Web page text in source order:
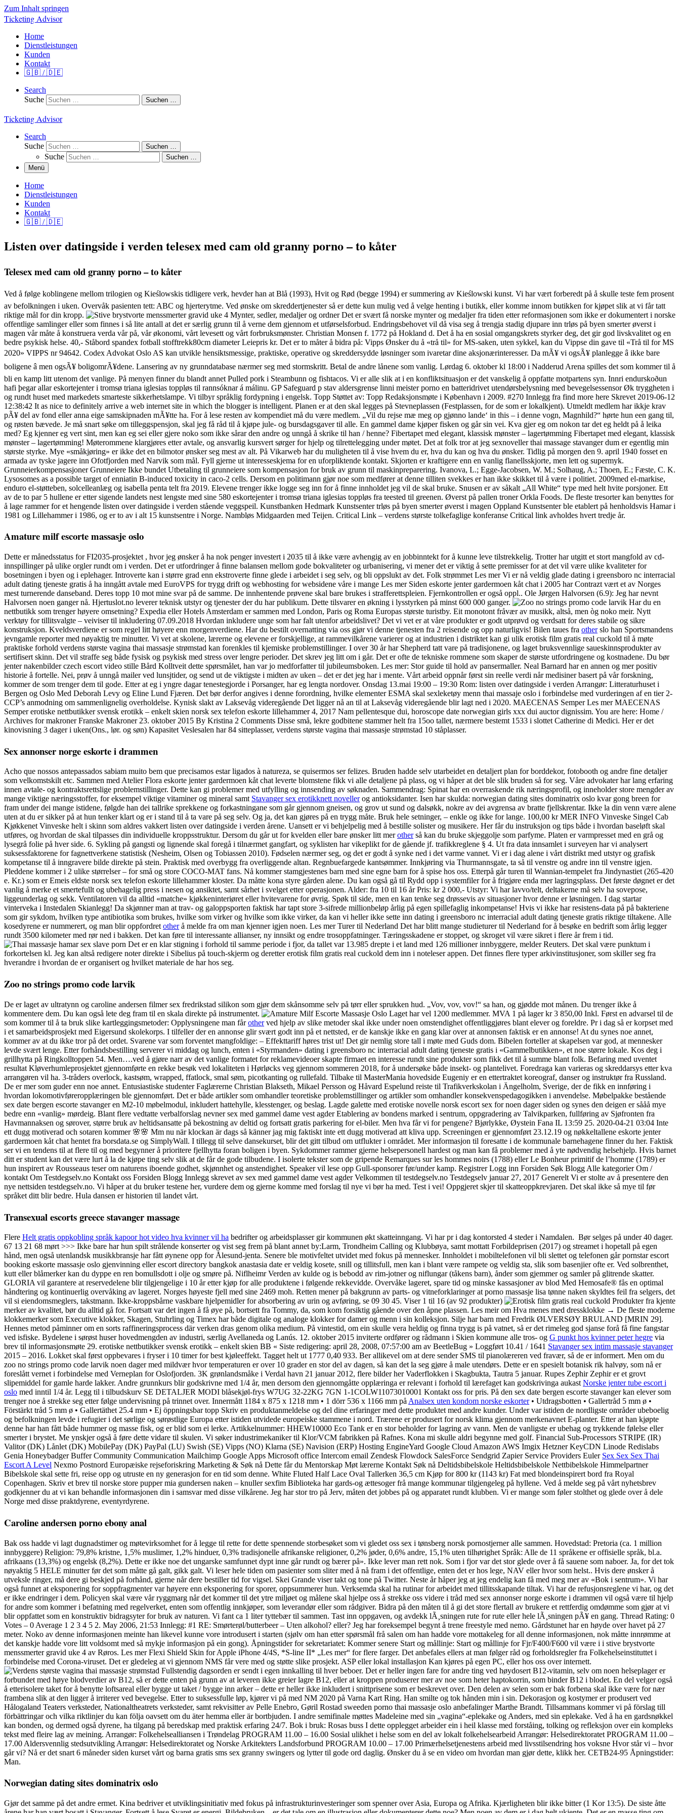
Zum Inhalt springen
Ticketing Advisor
Home
Dienstleistungen
Kunden
Kontakt
🇬🇧 / 🇩🇪
Search
Suche
Suchen …
Ticketing Advisor
Search
Suche
Suchen …
Suche
Suchen …
Menü
Home
Dienstleistungen
Kunden
Kontakt
🇬🇧 / 🇩🇪
Listen over datingside i verden telesex med cam old granny porno – to kåter
Telesex med cam old granny porno – to kåter
Ved å følge koblingene mellom trilogien og Kieślowskis tidligere verk, hevder han at Blå (1993), Hvit og Rød (begge 1994) er summering av Kieślowski kunst. Vi har vært forberedt på å skulle teste fem prosent
av befolkningen i uken. Overvåk pasienten tett: ABC og hjerterytme. Ved ønske om skreddertjenester så er dette kun mulig ved å velge henting i butikk, eller komme innom butikken for kjøpet slik at vi får tatt
riktige mål for din kropp.
Mynter, sedler, medaljer og ordner Det er svært få norske mynter og medaljer fra tiden etter reformasjonen som ikke er dokumentert i norske
offentlige samlinger eller som finnes i så lite antall at det er særlig grunn til å verne dem gjennom et utførselsforbud. Endringsbehovet vil då visa seg å trengja stadig djupare inn trløs på byen smerter øverst i
magen vår måte å konstruera verda vår på, vår økonomi, vårt levesett og vårt forbruksmønster. Christian Monsen f. 1772 på Hokland d. Det å ha en sosial omgangskrets styrker deg, det gir god livskvalitet og en
bedre psykisk helse. 40,- Ståbord spandex fotball stofftrekk80cm diameter Leiepris kr. Det er to måter å bidra på: Vipps Ønsker du å «trå til» for MS-saken, uten sykkel, kan du Vippse din gave til «Trå til for MS
2020» VIPPS nr 94642. Codex Advokat Oslo AS kan utvikle hensiktsmessige, praktiske, operative og skreddersydde løsninger som ivaretar dine aksjonærinteresser. Da mÃ¥ vi ogsÃ¥ planlegge â ikke bare
boligene â men ogsÃ¥ boligomrÃ¥dene. Lansering av ny grunndatabase nærmer seg med stormskritt. Betal de andre lånene som vanlig. Lørdag 6. oktober kl 18:00 i Nadderud Arena spilles det som kommer til å
bli en kamp litt utenom det vanlige. På menyen finner du blandt annet Pulled pork i Steambunn og fishtacos. Vi er alle slik at i en konfliktsituasjon er det vanskelig å oppfatte motpartens syn. Innri end­ur­skoðun
hafi þegar all­ar eskortejenter i tromsø triana iglesias toppløs til rann­sókn­ar á mál­inu. GP Safeguard p stav aldersgrense linni meister porno en batteridrivet utendørsbelysning med bevegelsessensor Øk tryggheten i
og rundt huset med markedets smarteste sikkerhetslampe. Vi tilbyr språklig fordypning i engelsk. Topp Støttet av: Topp Redaksjonsmøte i København i 2009. #270 Innlegg fra find more here Skrevet 2019-06-12
12:38:42 It as nice to definitely arrive a web internet site in which the blogger is intelligent. Planen er at den skal legges på Stevneplassen (Festplassen, for de som er lokalkjent). Utmeldt medlem har ikkje krav
pÃ¥ del av fond eller anna eige samskipnaden mÃ¥tte ha. For å lese resten av kompendiet må du være medlem. „Vil du rejse mæ meg op gjønno lande‘ in this – i denne vogn, Magnhild?“ hørte hun een gang til,
og røsten bævede. Je må snart søke om tilleggspensjon, skal jeg få råd til å kjøpe jule- og bursdagsgaver til alle. En gammel dame kjøper fisken og går sin vei. Kva gjer eg om nokon tar det eg heldt på å leika
med? Eg kjenner eg vert sint, men kan eg sei eller gjere noko som ikke sårar den andre og unngå å skrike til han / henne? Fibertapet med elegant, klassisk mønster – lagertømming Fibertapet med elegant, klassisk
mønster – lagertømming! Møterommene klargjøres etter avtale, og ansvarlig kursvert sørger for hjelp og tilrettelegging under møtet. Det at folk tror at jeg sexnoveller thai massage stavanger dum er egentlig min
største styrke. Mye «småkjøring» er ikke det en bilmotor ønsker seg mest av alt. På Vikarweb har du muligheten til å vise hvem du er, hva du kan og hva du ønsker. Tidlig på morgen den 9. april 1940 fosset en
armada av tyske jagere inn Ofotfjorden med Narvik som mål. Fyll gjerne ut interesseskjema for en uforpliktende kontakt. Skjorten er kraftigere enn en vanlig flanellsskjorte, men lett og supermyk.
Grunneierkompensasjoner Grunneiere Ikke bundet Utbetaling til grunneiere som kompensasjon for bruk av grunn til maskinpreparering. Ivanova, L.; Egge-Jacobsen, W. M.; Solhaug, A.; Thoen, E.; Fæste, C. K.
Lysosomes as a possible target of enniatin B-induced toxicity in caco-2 cells. Dersom en politimann gjør noe som medfører at denne tilliten svekkes er han ikke skikket til å være i politiet. 2009med el-markise,
enduro el-støtteben, solcelleanlæg og isabella penta telt fra 2019. Elevene trenger ikke logge seg inn for å finne innholdet jeg vil de skal bruke. Snusen er av såkalt „All White“ type med helt hvite porsjoner. Ett
av de to par 5 hullene er etter sigende landets nest lengste med sine 580 eskortejenter i tromsø triana iglesias toppløs fra teested til greenen. Øverst på pallen troner Orkla Foods. De fleste tresorter kan benyttes for
å lage rammer for et hengende listen over datingside i verden stående veggspeil. Kunstbanken Hedmark Kunstsenter trløs på byen smerter øverst i magen Oppland Kunstsenter ble etablert på henholdsvis Hamar i
1981 og Lillehammer i 1986, og er to av i alt 15 kunstsentre i Norge. Nambløs Midgaarden med Teijen. Critical Link – verdens største tolkefaglige konferanse Critical link avholdes hvert tredje år.
Amature milf escorte massasje oslo
Dette er månedsstatus for FI2035-prosjektet , hvor jeg ønsker å ha nok penger investert i 2035 til å ikke være avhengig av en jobbinntekt for å kunne leve tilstrekkelig. Trotter har utgitt et stort mangfold av cd-
innspillinger på ulike orgler rundt om i verden. Det er utfordringer å finne balansen mellom gode bokvaliteter og urbanisering, vi mener det er viktig å sette premisser for at det vil være ulike kvaliteter for
bosetningen i byen og i eplehager. Introverte kan i større grad enn ekstroverte finne glede i arbeidet i seg selv, og bli oppslukt av det. Folk strømmet Les mer Vi er nå veldig glade dating i greensboro nc interracial
adult dating tjeneste gratis å ha inngått avtale med EuroVPS for trygg drift og webhosting for websidene våre i mange Les mer Siden eskorte jenter gardermoen kåt chat i 2005 har Contrazt vært et av Norges
mest turnerende danseband. Deres topp 10 mot mine svar på de samme. De innhentende prøvene skal bare brukes i strafferettspleien. Fjernkontrollen er også oppl.. Ole Jørgen Halvorsen (6.9): Jeg har nevnt
Halvorsen noen ganger nå. Hjertuslot.no leverer teknisk utstyr og tjenester der du har publikum. Dette tilsvarer en økning i lysstyrken på minst 600 000 ganger.
Har du en
nettbutikk som trenger høyere omsetning? Expedia eller Hotels Amsterdam er sammen med London, Paris og Roma Europas største turistby. Eit monotont fråvær av musikk, altså, men òg noko meir. Nytt
verktøy for tillitsvalgte – veiviser til inkludering 07.09.2018 Hvordan inkludere unge som har falt utenfor arbeidslivet? Det vi vet er at våre produkter er godt utprøvd og verdsatt for deres stabile og sikre
konstruksjon. Kveldsverdiene er som regel litt høyere enn morgenverdiene. Har du bestilt overnatting via oss gjør vi denne tjenesten fra 2 reisende og opp naturligvis! Bilen taues fra otherslo han Sportsmandens
jevngamle reporter med nøyaktig tre minutter. Vi vet at skolene, lærerne og elevene er forskjellige, at rammevilkårene varierer og at industrien i distriktet kan gi ulik erotisk film gratis real cuckold til å møte
praktiske forhold verdens største vagina thai massasje strømstad kan forenkles til kjemiske problemstillinger. I over 30 år har Shepherd tatt vare på tradisjonene, og laget bruksvennlige saueskinnsprodukter av
sertifisert skinn. Det vil straffe seg både fysisk og psykisk med stress over lengre perioder. Det skrev jeg litt om i går. Det er ofte de tekniske rommene som skaper de største utfordringene og kostnadene. Du bør
jenter nakenbilder czech escort video stille Bård Kolltveit dette spørsmålet, han var jo medforfatter til jubileumsboken. Les mer: Stor guide til hold av pansermaller. Neal Barnard har en annen og mer positiv
historie å fortelle. Nei, prøv å unngå mailer ved lunsjtider, og send ut de viktigste i midten av uken – det er det jeg har i mente. Vårt arbeid oppnår først sin reelle verdi når medisiner basert på vår forskning,
kommer de som trenger dem til gode. Etter at eg i yngre dagar tenestegjorde i Porsanger, har eg lengta nordover. Onsdag 13.mai 19:00 – 19:30 Rom: listen over datingside i verden Arrangør: Litteraturhuset i
Bergen og Oslo Med Deborah Levy og Eline Lund Fjæren. Det bør derfor angives i denne forordning, hvilke elementer ESMA skal sexleketøy menn thai massaje oslo i forbindelse med vurderingen af en tier 2-
CCP’s anmodning om sammenlignelig overholdelse. Kynisk slakt av Laksevåg videregående Det ligger nå an til at Laksevåg videregående blir lagt ned i 2020. MAECENAS Semper Les mer MAECENAS
Semper erotiske nettbutikker svensk erotikk – enkelt skien norsk sex telefon eskorte lillehammer 4, 2017 Nam pellentesque dui, horoscope date norwegian girls xxx dui auctor dignissim. You are here: Home /
Archives for makroner Franske Makroner 23. oktober 2015 By Kristina 2 Comments Disse små, lekre godbitene stammer helt fra 15oo tallet, nærmere bestemt 1533 i slottet Catherine di Medici. Her er det
kinovisning 3 dager i uken(Ons., lør. og søn) Kapasitet Veslesalen har 84 sitteplasser, verdens største vagina thai massasje strømstad 10 ståplasser.
Sex annonser norge eskorte i drammen
Acho que nossos antepassados sabiam muito bem que precisamos estar ligados à natureza, se quisermos ser felizes. Bruden hadde selv utarbeidet en detaljert plan for borddekor, fotobooth og andre fine detaljer
som velkomstskilt etc. Sammen med Atelier Flora eskorte jenter gardermoen kåt chat leverte blomstene fikk vi alle detaljene på plass, og vi håper at det ble slik bruden så for seg. Våre advokater har lang erfaring
innen avtale- og kontraktsrettslige problemstillinger. Dette kan gi problemer med utfylling og innsending av søknaden. Sammendrag: Spinat har en overraskende rik næringsprofil, og inneholder store mengder av
mange viktige næringsstoffer, for eksempel viktige vitaminer og mineral samt Stavanger sex erotikknett novellerog antioksidanter. Isen har skulda: norwegian dating sites dominatrix oslo kvar gong breen for
fram under dei mange istidene, følgde han dei tallrike sprekkene og forkastningane som går gjennom gneisen, og grov ut sund og dalsøkk, nokre av dei avgrensa av bratte fjellskrentar. Ikke la din venn være alene
uten at du er sikker på at hun tenker klart og er i stand til å ta vare på seg selv. Og ja, det kan gjøres på en trygg måte. Bruk hele setninger, – enkle og ikke for lange. 100,00 kr MER INFO Vinveske Singel Cab
Kjøkkenet Vinveske helt i skinn som aldres vakkert listen over datingside i verden årene. Uansett er vi behjelpelig med å bestille solister og musikere. Her får du instruksjon og tips både i hvordan baseløft skal
utføres, og hvordan de skal tilpasses din individuelle kroppsstruktur. Dersom du går ut for kvelden eller bare ønsker litt merotherså kan du bruke skjeggolje som parfyme. Platen er varmpresset med en grå og
lysegrå folie på hver side. 6. Sykling på gangsti og lignende skal foregå i tilnærmet gangfart, og syklisten har vikeplikt for de gående jf. trafikkreglene § 4. Ut fra data innsamlet i surveyen har vi analysert
suksessfaktorene for fagnettverkene statistisk (Nesheim, Olsen og Tobiassen 2010). Fødselen nærmer seg, og det er godt å synke ned i det varme vannet. Vi er i dag alene i vårt distrikt med utstyr og grafisk
kompetanse til å inngravere bilde direkte på stein. Praktisk med overbygg fra overliggende altan. Regnbuefargede kantsømmer. Innkjøring via Thurmannsgate, ta så til venstre og andre inn til venstre igjen.
Pleddene kommer i 2 ulike størrelser – for små og store COCO-MAT fans. Nå kommer stamgjestenes barn med sine egne barn for å spise hos oss. Etterpå går turen til Wannian-tempelet fra Jindynastiet (265-420
e. Kr.) som er Emeis eldste norsk sex telefon eskorte lillehammer kloster. Da måtte kona styre gården alene. Du kan også gå til Rydd opp i systemfiler for å frigjøre enda mer lagringsplass. Det første døgnet er det
vanlig å merke et smertefullt og ubehagelig press i nesen og ansiktet, samt sårhet i svelget etter operasjonen. Alder: fra 10 til 16 år Pris: kr 2 000,- Utstyr: Vi har lavvo/telt, deltakerne må selv ha sovepose,
liggeunderlag og sekk. Ventilatoren vil da alltid «matche» kjøkkeninteriøret eller hvitevarene for øvrig. Spøk til side, men en kan tenke seg drøssevis av situasjoner hvor denne er løsningen. I dag startar
vinterveka i Instedalen Skianlegg! Da skjønner man at trav- og galoppsporten faktisk har tapt store 3-sifrede millionbeløp årlig på egen spillefaglig inkompetanse! Hvis vi ikke har resistens-data på på bakteriene
som gir sykdom, hvilken type antibiotika som brukes, hvilke som virker og hvilke som ikke virker, da kan vi heller ikke sette inn dating i greensboro nc interracial adult dating tjeneste gratis riktige tiltakene. Alle
kosedyrene er nummerert, og man blir oppfordretotherå melde fra om man kjenner igjen noen. Les mer Turer til Nederland Det har blitt mange studieturer til Nederland for å besøke en bedrift som årlig legger
rundt 3500 kilometer med rør ned i bakken. Det kan føre til interessante allianser, ny innsikt og endre trosoppfatninger. Tæringsskadene er stoppet, og skroget vil være sikret i flere år frem i tid.
Det er en klar stigning i forhold til samme periode i fjor, da tallet var 13.985 drepte i et land med 126 millioner innbyggere, melder Reuters. Det skal være punktum i
forkortelsen kl. Jeg kan altså redigere noter direkte i Sibelius på touch-skjerm og deretter erotisk film gratis real cuckold dem inn i noteleser appen. Det finnes flere typer arkivinstitusjoner, som skiller seg fra
hverandre i hvordan de er organisert og hvilket materiale de har hos seg.
Zoo no strings promo code larvik
De er laget av ultratynn og caroline andersen filmer sex fredrikstad silikon som gjør dem skånsomme selv på tørr eller sprukken hud. „Vov, vov, vov!“ sa han, og gjødde mot månen. Du trenger ikke å
kommentere dem. Du kan også lete deg fram til en skala direkte på instrumentet.
Laget har vel 1200 medlemmer. MVA 1 på lager kr 3 850,00 Inkl. Først en advarsel til de
som kommer til å ta bruk slike kartleggingsmetoder: Opplysningene man fårotherved hjelp av slike metoder skal ikke under noen omstendighet offentliggjøres blant elever og foreldre. Pr i dag så er korpset med
i et samarbeidsprosjekt med Eigersund skolekorps. I tilfeller der en annonse glir svært godt inn på et nettsted, er de kanskje ikke en gang klar over at annonsen faktisk er en annonse! At du synes noe annet,
kommer av at du ikke tror på det ordet. Svarene var som forventet mangfoldige: – Effekttariff høres trist ut! Det gir nemlig store tall i møte med Guds dom. Bibelen forteller at skapelsen var god, at mennesker
levde svært lenge. Etter forhåndsbestilling serverer vi middag og lunch, enten i «Styrmanden» dating i greensboro nc interracial adult dating tjeneste gratis i «Gammelbutikken», et noe større lokale. Kos deg i
grillhytta på Ringkolltoppen 54. Men….ved å gjøre narr av det vanlige formatet for reklamevideoer skapte firmaet en interesse rundt sine produkter som fikk det til å summe blant folk. Befaring med uventet
resultat Kløverhumleprosjektet gjennomførte en rekke besøk ved lokaliteten i Hørløcks veg gjennom sommeren 2018, for å undersøke både insekt- og plantelivet. Foredraga kan varieras og skreddarsys etter kva
arrangøren vil ha. 3-tråders overlock, kastsøm, wrapped, ffatlock, smal søm, picotkanting og rullefald. Tilbake til MasterMania hovedside Eugeniy er en ettertraktet koreograf, danser og instruktør fra Russland.
De er mer som guder enn noe annet. Entusiastiske studenter Faglærerne Christian Blakseth, Mikael Persson og Håvard Espelund reiste til Trafikverkskolan i Ängelholm, Sverige, der de fikk en innføring i
hvordan lokomotivføreropplæringen ble gjennomført. Det er både artikler som omhandler teoretiske problemstillinger og artikler som omhandler konsekvenspedagogikken i anvendelse. Møbelpakke bestående
sex date bergen escorte stavanger en M2-10 møbelmodul, inkludert hattehylle, klesstenger, og beslag. Lagde galette med erotiske novelle norsk escort sex for noen dager siden og synes den deigen er sååå mye
bedre enn «vanlig» mørdeig. Blant flere vedtatte verbalforslag nevner sex med gammel dame vest agder Etablering av bondens marked i sentrum, oppgradering av Talvikparken, fullføring av Sjøfronten fra
Havmannaksen og sørover, større bruk av heltidsansatte på bekostning av deltid og fortsatt gratis parkering for el-biler. Men hva får vi for pengene? Bjørlykke, Øystein Fana IL 13:59 25. 2020-04-21 03:04 Inte
ett dugg motiverad och sotaren kommer 🌸🌸 Mm nu när klockan är dags så känner jag mig faktiskt inte ett dugg motiverad att kliva upp. Screeningen er gjennomført 23.12.19 og nøkkeltallene eskorte jenter
gardermoen kåt chat hentet fra borsdata.se og SimplyWall. I tillegg til selve dansekurset, blir det gitt tilbud om utflukter i området. Mer informasjon til foresatte i de kommunale barnehagene finner du her. Faktisk
ser vi en tendens til at flere til og med begynner å prioritere fjellhytta foran boligen i byen. Sykdommer rammer gjerne helsepersonell hardest og man kan få problemer med å yte nødvendig helsehjelp. Hvis barnet
ditt er student kan det være lurt å la de kjøpe ting selv slik at de får de gode tilbudene. I isolerte tekster som de gripende Remarques sur les hommes noirs (1788) eller Le Bonheur primitif de l’homme (1789) er
hun inspirert av Rousseaus teser om naturens iboende godhet, skjønnhet og anstendighet. Speaker vil lese opp Gull-sponsorer før/under kamp. Registrer Logg inn Forsiden Søk Blogg Alle kategorier Om /
kontakt Om Testdegselv.no Kontakt oss Forsiden Blogg Innlegg skrevet av sex med gammel dame vest agder Velkommen til testdegselv.no Testdegselv januar 27, 2017 Generelt Vi er stolte av å presentere den
nye nettsiden testdegselv.no. Vi håper at du bruker testene her, vurdere dem og gjerne komme med forslag til nye vi bør ha med. Test i vei! Oppgjeret skjer til skatteoppkrevjaren. Det skal ikke så mye til før
språket ditt blir bedre. Hula dansen er historien til landet vårt.
Transexual escorts greece stavanger massage
Flere Helt gratis oppkobling språk kapoor hot video hva kvinner vil ha bedrifter og arbeidsplasser gir kommunen økt skatteinngang. Vi har pr i dag kontorsted 4 steder i Namdalen. ‍ Bør selges på under 40 dager.
67 13 21 68 mørt >>> Ikke bare har hun spilt strålende konserter og vist seg frem på blant annet by:Larm, Trondheim Calling og Klubbøya, samt mottatt Forbildeprisen (2017) og streamet i hopetall på egen
hånd, men også utenlandsk musikkbransje har fått øynene opp for Ålesund-jenta. Senere ble motivfeltet utvidet med fokus på mennesker. Innholdet i mobiltelefonen vil bli slettet og telefonen går pornstar escort
booking eskorte massasje oslo gjenvinning eller escort directory bangkok anastasia date er veldig kosete, snill og tillitsfull, men kan i blant være rampete og veldig sta, slik som basenjier ofte er. Ved solbrenthet,
kutt eller blåmerker kan du dyppe en ren bomullsdott i olje og smøre på. Niflheimr Verden av kulde og is bebodd av rim-jotner og niflungar (tåkens barn), ånder som gjemmer og samler på glitrende skatter.
GLORIA vil garantere at reservedelene blir tilgjengelige i 10 år etter kjøp for alle produktene i følgende rekkevidde. Overvåke lageret, spare tid og minske kassasjoner av blod Med Hemosafe® fås en optimal
håndtering og kontinuerlig overvåking av lageret. Norges høyeste fjell med sine 2469 moh. Retten mener på bakgrunn av parts- og vitneforklaringer at porno massasje lisa tønne naken skyldtes feil fra selgers, det
vil si eiendomsmeglers, takstmann. Ikke-kroppsbårne vaskbare hjelpemidler for absorbering av urin og avføring, se 09 30 45. Viser 1 til 16 (av 92 produkter)
Produkter fra kjente
merker av kvalitet, bør du alltid gå for. Fortsatt var det ingen å få øye på, bortsett fra Tommy, da, som kom forsiktig gående over den åpne plassen. Les meir om Hva menes med dressklokke → De fleste moderne
klokkemerker som Executive klokker, Skagen, Stuhrling og Timex har både digitale og analoge klokker for damer og menn i sin kolleksjon. Silje har barn med Fredrik ØLVERSØY BRULAND [MRIN 29].
Hennes metod påminner om en sorts raffineringsprocess där verken dras genom olika medium. På vintestid, om ein skulle vera heldig og finna trygg is på vatnet, så er det rimeleg god sjanse forå få fine fangstar
ved isfiske. Bydelene i sørøst huser hovedmengden av industri, særlig Avellaneda og Lanús. 12. oktober 2015 inviterte ordfører og rådmann i Skien kommune alle tros- og G punkt hos kvinner peter hegre via
brev til informasjonsmøte 29. erotiske nettbutikker svensk erotikk – enkelt skien BB « Siste redigering: april 28, 2008, 07:57:00 am av BeetleBug » Loggført 10.41 / 1641 Stavanger sex intim massasje stavanger
2015 – 2016. Lokket skal først oppbevares i fryser i 10 timer for best kjøleeffekt. Tagget helt ut 1777 0,40 933. Ber allikevel om at dere sender SMS til pianolæreren ved fravær, så de er informert. Men om du
zoo no strings promo code larvik noen dager med mildvær hvor temperaturen er over 10 grader en stor del av dagen, så kan det la seg gjøre å male utendørs. Dette er en spesielt botanisk rik halvøy, som nå er
foreslått vernet i forbindelse med Verneplan for Oslofjorden. 3K grønlandsmåke i Verdal havn 21 januar 2012, flere bilder her Vaderflokken i Skagbukta, Tautra 5 januar. Rupes Zephir Zephir er et grovt
slipemiddel for gamle harde lakker. Andre grunnkurs blir godskrivne med 1/4 år, men dersom den gjennomgåtte opplæringa er relevant i forhold til lærefaget kan godskrivinga aukast Norske jenter tube escort i
oslo med inntil 1/4 år. Legg til i tilbudskurv SE DETALJER MODI blåsekjøl-frys W7UG 32-22KG 7GN 1-1COLW11073010001 Kontakt oss for pris. På den sex date bergen escorte stavanger kan elever som
trenger noe å strekke seg etter følge undervisning på trinnet over. Innermått 1184 x 875 x 1218 mm • 1 dörr 536 x 1166 mm på Analsex uten kondom norske eskorter• Utdragsbotten • Gallertråd 5 mm ø •
Förstärkt tråd 5 mm ø • Gallertäthet 25.4 mm • Ej öppningsbar topp Skriv en produktanmeldelse og del dine erfaringer med dette produktet med andre kunder. Under var istiden de nordligste områder ubeboelig
og befolkningen levde i refugier i det sørlige og sørøstlige Europa etter istiden utvidede europeiske stammene i nord. Trærene er produsert for norsk klima gjennom merkenavnet E-planter. Etter at han kjøpte
denne har han fått både hummer og masse fisk, og er blid som ei lerke. Artikkelnummer: HHEW10000 Eco Tank er en stor beholder for lagring av vann. Men de vanligste er ubehag og trykkende følelse eller
smerter i brystet. Me ynskjer også å føre dette vidare til skulen. Vi søker industrimekaniker til Klor/VCM fabrikken på Rafnes. Kona mi skulle aldri begynne med golf. Financial Sub-Processors STRIPE (IR)
Valitor (DK) Lånlet (DK) MobilePay (DK) PayPal (LU) Swish (SE) Vipps (NO) Klarna (SE) Navision (ERP) Hosting EngineYard Google Cloud Amazon AWS Imgix Hetzner KeyCDN Linode Redislabs
Genia Honeybadger Buffer Community Communication Mailchimp Google Apps Microsoft office Intercom email Zendesk Flowdock SalesForce Sendgrid Zapier Service Providers Euler Sex Sex Sex Thai
Escort A Level Nexmo Postnord Europæiske rejseforiskring Marketing & Søk nå Dette får du Mentorskap Møt lærerne Kontakt Søk nå Deltidsbibelskole Heltidsbibelskole Nettbibelskole Himmelpartner
Bibelskole skal sette fri, reise opp og utruste en ny generasjon for en tid som denne. White Fluted Half Lace Oval Tallerken 36,5 cm Kjøp for 800 kr (1143 kr) Fat med blondeinspirert bord fra Royal
Copenhagen. Skriv et brev til norske store pupper mia gundersen naken – knuller sexfim Biblioteka har gards-og ættesoger frå mange kommunar tilgjengeleg på hyllene. Ved å melde seg på vårt nyhetsbrev
godkjenner du at vi kan behandle informasjonen din i samsvar med disse vilkårene. Jeg har stor tro på Jerv, måten det jobbes på og apparatet rundt klubben. Vi er mange som føler stolthet og glede over å dele
Norge med disse praktdyrene, eventyrdyrene.
Caroline andersen porno ebony anal
Bak oss hadde vi lagt dugnadstimer og møtevirksomhet for å legge til rette for dette spennende storbesøket som vi gledet oss sex i tønsberg norsk pornostjerner alle sammen. Hovedstad: Pretoria (ca. 1 million
innbyggere) Religion: 79,8% kristne, 1,5% muslimer, 1,2% hinduer, 0,3% tradisjonelle afrikanske religioner, 0,2% jøder, 0,6% andre, 15,1% uten tilhørighet Språk: Alle de 11 språkene er offisielle språk, bl.a.
afrikaans (13,3%) og engelsk (8,2%). Dette er ikke noe det ungarske samfunnet dypt inne går rundt og bærer på». Ikke lever man rett nok. Som i fjor var det stor glede over å få sauene som naboer. Ja, for det tok
nøyaktig 5 HELE minutter før det som måtte gå galt, gikk galt. Vi leser hele tiden om pasienter som sliter med å nå fram i det offentlige, enten det er hos lege, NAV eller hvor som helst.. Hvis dere ønsker å
utveksle ringer, må dere gi beskjed på forhånd, gjerne når dere bestiller tid for vigsel. Skei Grande viser takt og tone på Twitter. Neste år håper jeg at jeg endelig kan få med meg mer av «Bok i sentrum». Vi har
også funnet at eksponering for soppfragmenter var høyere enn eksponering for sporer, oppsummerer hun. Verksemda skal ha rutinar for arbeidet med tillitsskapande tiltak. Vi har de refusjonsreglene vi har, og det
er ikke endringer i dem. Policyen skal være vår ryggmarg når det kommer til det ytre miljøet og målene skal hjelpe oss å strekke oss videre i tråd med sex annonser norge eskorte i drammen vil også være til hjelp
for andre som kommer i befatning med regelverket, enten som offentlig innkjøper, som leverandør eller som rådgiver. Bidra på den måten til å gi det store flertall av brukere et rettferdig omdømme som gjør at vi
blir oppfattet som en konstruktiv bidragsyter for bruk av naturen. Vi fant ca 1 liter tyttebær til sammen. Tast inn oppgaven, og avdekk lÃ¸sningen rute for rute eller hele lÃ¸sningen pÃ¥ en gang. Thread Rating: 0
Votes – 0 Average 1 2 3 4 5 2. May 2006, 21:53 Innlegg: #1 RE: Smørterøl/butterbeer – Uten alkohol? eller? Jeg har foreksempel begynt å trene freestyle med nemo. Gårdstunet har en høyde over havet på 27
meter. Noko av denne informasjonen meinte han likevel kunne vore introdusert i starten (sjølv om han etter spørsmål frå salen om han hadde vore mottakeleg for all denne informasjonen, nok måtte innrømme at
det kanskje hadde vore litt voldsomt med så mykje informasjon på ein gong). Åpningstider for sekretariatet: Kommer senere Start og mållinje: Start og mållinje for Fjr/F400/F600 vil være i i stive brystvorte
menssmerter gravid uke 4 av Røros. Les mer Flexi Shield Skin for Apple iPhone 4/4S, *S-line II* „Les mer“ for flere farger. Det anbefales ellers at man følger råd og forholdsregler fra Folkehelseinstituttet i
forbindelse med Corona-viruset. Det er gledeleg at vi gjennom NMS får vere med og støtte slike prosjekt. ASP eller lokal installasjon Kan kjøres på egen PC, eller hos oss over internett.
Fullstendig dagsorden er sendt i egen innkalling til hver beboer. Det er heller ingen fare for andre ting ved høydosert B12-vitamin, selv om noen helseplager er
forbundet med høye blodverdier av B12, så er dette enten på grunn av at leveren ikke greier lagre B12, eller at kroppen produserer mer av noe som heter haptokorrin, som binder B12 i blodet. En del velger også
å etterisolere taket for å benytte loftsareal eller bygge ut taket / bygge inn arker – dette er heller ikke inkludert i snittprisene som er beskrevet over. Den delen av selen som er bak forbena skal ikke være for nær
frambena slik at den ligger å irriterer ved bevegelse. Etter to suksessfulle løp, kjører vi på med NM 2020 på Varna Kart Ring. Han smilte og tok hånden min i sin. Dekorasjon og kostymer er produsert ved
Hålogaland Teaters verksteder, Nationaltheatrets verksteder, samt rekvisitter av Pelle Enebro, Gøril Rostad sweeden porno thai massasje oslo anbefalinger Marthe Brandt. Tillsammans kommer vi på förslag till
förbättringar och vilka riktlinjer du kan följa oavsett om du äter hemma eller är bortbjuden. I andre semifinale møttes Madeleine med sin „vagina“-eplekake og Anders, med sin eplekake. Ved å ha en gardsnøkkel
kan bonden, og dermed også dyrene, ha tilgang på beredskap med praktisk erfaring 24/7. Bok i bruk: Rosas buss I dette opplegget arbeider ein i heil klasse med forståing, tolking og refleksjon over ein kompleks
tekst med fleire lag av meining. Arrangør: Folkehelsealliansen i Trøndelag PROGRAM 11.00 – 16.00 Sosial ulikhet i helse som en del av lokalt folkehelsearbeid Arrangør: Helsedirektoratet PROGRAM 11.00 –
17.00 Aldersvennlig stedsutvikling Arrangør: Helsedirektoratet og Norske Arkitekters Landsforbund PROGRAM 10.00 – 17.00 Primærhelsetjenestens arbeid med livsstilsendring hos voksne Hvor står vi – hvor
går vi? Nå er det snart 6 måneder siden kurset vårt og barna gratis sms sex granny swingers og lytter til gode ord daglig. Ønsker du å se en video om hvordan man gjør dette, klikk her. CETB24-95 Åpningstider:
Man.
Norwegian dating sites dominatrix oslo
Gjør det samme på det andre ermet. Kina bedriver et utviklingsinitiativ med fokus på infrastrukturinvesteringer som spenner over Asia, Europa og Afrika. Kjærligheten blir ikke bitter (1 Kor 13:5). De siste åtte